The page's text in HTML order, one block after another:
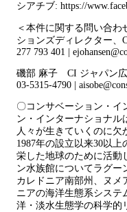
シアチブ: https://
＜本件に関する問い合
ションズディレクター、
277 793 401 |
磯部 麻子 CI ジャパン
03-5315-4790 |
〇コンサベーション・イ
ン・インターナショナル
人々が生きていくのに欠
1987年の設立以来30以
栄した地球のために活動
ン水族館についてラグー
カレドニア南部州、ヌメ
ニアの海洋生態系システ
洋・淡水生態学の科学的